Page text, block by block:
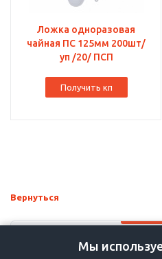
Ложка одноразовая
чайная ПС 125мм 200шт/
уп /20/ ПСП
Получить кп
Вернуться
Мы